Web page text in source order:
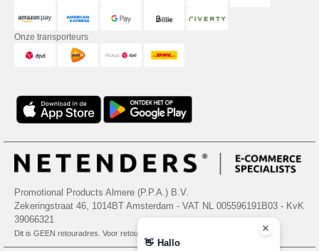
Onze transporteurs
Promotional Products Almere (P.P.A.) B.V.
Zekeringstraat 46, 1014BT Amsterdam - VAT NL 005596191B03 - KvK
39066321
Dit is GEEN retouradres. Voor retourzending, zie hier
👋 Hallo